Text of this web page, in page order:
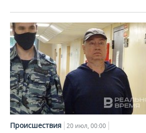
Происшествия 20 июл, 00:00